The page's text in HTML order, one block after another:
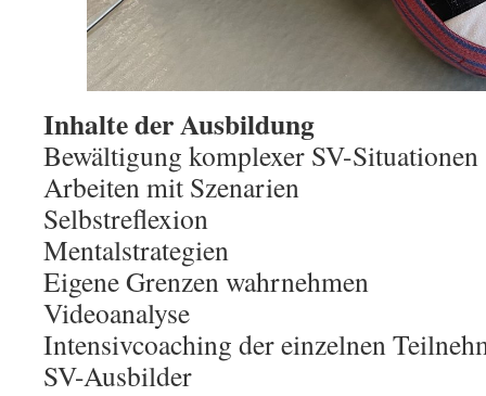
Inhalte der Ausbildung
Bewältigung komplexer SV-Situationen
Arbeiten mit Szenarien
Selbstreflexion
Mentalstrategien
Eigene Grenzen wahrnehmen
Videoanalyse
Intensivcoaching der einzelnen
SV-Ausbilder